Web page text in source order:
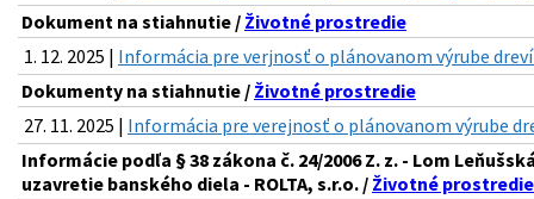
Dokument na stiahnutie / Životné prostredie
1. 12. 2025 | Informácia pre verjnosť o plánovanom výrube
Dokumenty na stiahnutie / Životné prostredie
27. 11. 2025 | Informácia pre verejnosť o plánovanom výrube
Informácie podľa § 38 zákona č. 24/2006 Z. z. - Lom
uzavretie banského diela - ROLTA, s.r.o. / Životné prostredie